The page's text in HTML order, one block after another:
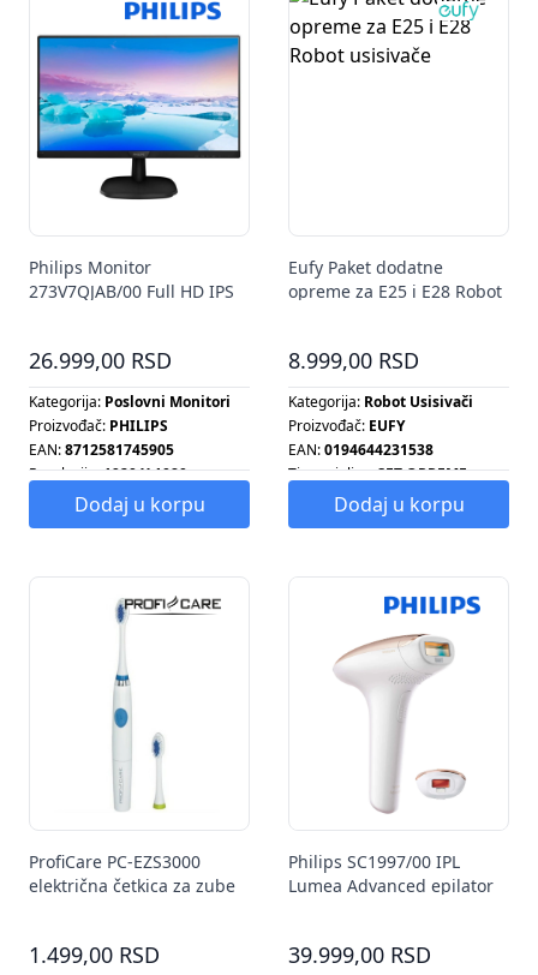
Philips Monitor
273V7QJAB/00 Full HD IPS
26.999,00 RSD
Kategorija: Poslovni Monitori
Proizvođač: PHILIPS
EAN:8712581745905
Rezolucija:1920 X 1080
Dodaj u korpu
Eufy Paket dodatne
opreme za E25 i E28 Robot
8.999,00 RSD
Kategorija: Robot Usisivači
Proizvođač: EUFY
EAN:0194644231538
Tip grejalice:SET OPREME
Tip radijatora:SET OPREME
Tip šporeta:
SET OPREME
Dodaj u korpu
ProfiCare PC-EZS3000
električna četkica za zube
1.499,00 RSD
Philips SC1997/00 IPL
Lumea Advanced epilator
39.999,00 RSD